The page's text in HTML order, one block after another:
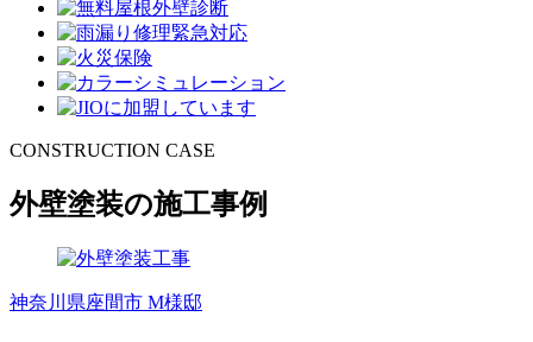
CONSTRUCTION CASE
外壁塗装の施工事例
神奈川県座間市 M様邸